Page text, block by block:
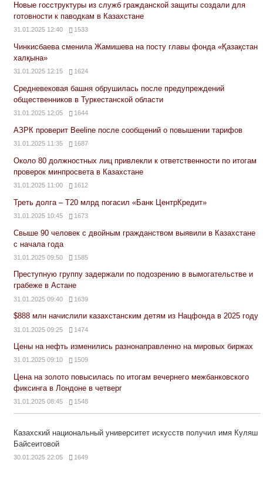
Новые госструктуры из служб гражданской защиты создали для
готовности к паводкам в Казахстане
31.01.2025 12:40 1533
Чинкисбаева сменила Жамишева на посту главы фонда «Қазақстан
халқына»
31.01.2025 12:15 1624
Средневековая башня обрушилась после предупреждений
общественников в Туркестанской области
31.01.2025 12:05 1644
АЗРК проверит Beeline после сообщений о повышении тарифов
31.01.2025 11:35 1687
Около 80 должностных лиц привлекли к ответственности по итогам
проверок минпросвета в Казахстане
31.01.2025 11:00 1612
Треть долга – Т20 млрд погасил «Банк ЦентрКредит»
31.01.2025 10:45 1673
Свыше 90 человек с двойным гражданством выявили в Казахстане
с начала года
31.01.2025 09:50 1585
Преступную группу задержали по подозрению в вымогательстве и
грабеже в Астане
31.01.2025 09:40 1639
$888 млн начислили казахстанским детям из Нацфонда в 2025 году
31.01.2025 09:25 1474
Цены на нефть изменились разнонаправленно на мировых биржах
31.01.2025 09:10 1509
Цена на золото повысилась по итогам вечернего межбанковского
фиксинга в Лондоне в четверг
31.01.2025 08:45 1548
Казахский национальный университет искусств получил имя Куляш
Байсеитовой
30.01.2025 22:05 1649